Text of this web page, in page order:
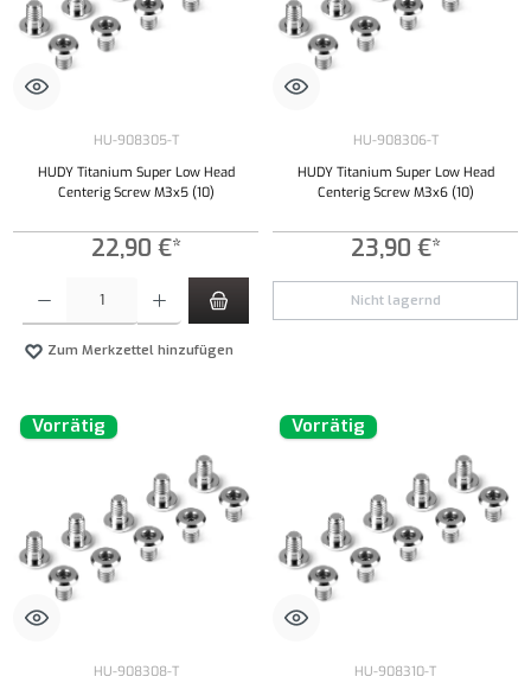
HU-908305-T
HUDY Titanium Super Low Head
Centerig Screw M3x5 (10)
22,90 €*
Produkt Anzahl: Gib den gewünschten Wert ein oder benutze die Schaltflächen um die
Zum Merkzettel hinzufügen
HU-908306-T
HUDY Titanium Super Low Head
Centerig Screw M3x6 (10)
23,90 €*
Nicht lagernd
Vorrätig
HU-908308-T
Vorrätig
HU-908310-T